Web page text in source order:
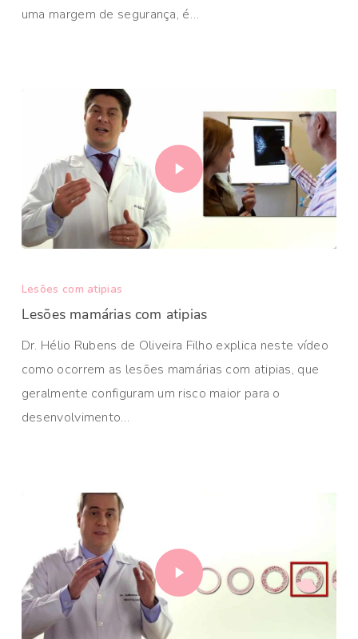
uma margem de segurança, é…
Lesões com atipias
Lesões mamárias com atipias
Dr. Hélio Rubens de Oliveira Filho explica neste vídeo
como ocorrem as lesões mamárias com atipias, que
geralmente configuram um risco maior para o
desenvolvimento…